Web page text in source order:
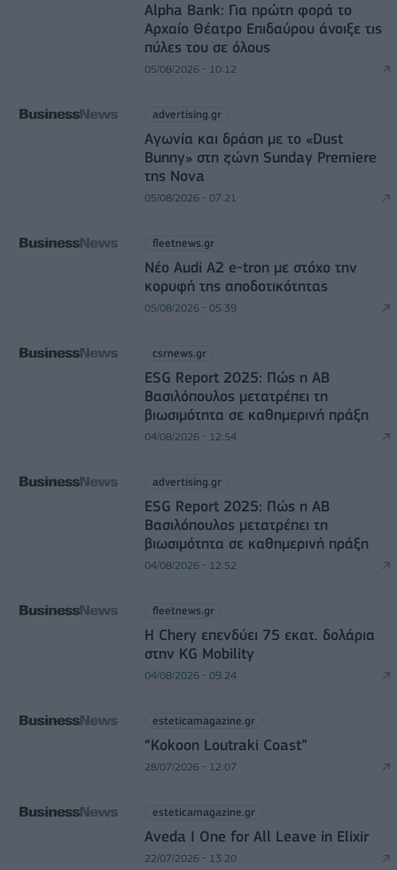
Alpha Bank: Για πρώτη φορά το
Αρχαίο Θέατρο Επιδαύρου άνοιξε τις
πύλες του σε όλους
05/08/2026 - 10:12
advertising.gr
Αγωνία και δράση με το «Dust
Bunny» στη ζώνη Sunday Premiere
της Nova
05/08/2026 - 07:21
fleetnews.gr
Νέο Audi A2 e-tron με στόχο την
κορυφή της αποδοτικότητας
05/08/2026 - 05:39
csrnews.gr
ESG Report 2025: Πώς η ΑΒ
Βασιλόπουλος μετατρέπει τη
βιωσιμότητα σε καθημερινή πράξη
04/08/2026 - 12:54
advertising.gr
ESG Report 2025: Πώς η ΑΒ
Βασιλόπουλος μετατρέπει τη
βιωσιμότητα σε καθημερινή πράξη
04/08/2026 - 12:52
fleetnews.gr
Η Chery επενδύει 75 εκατ. δολάρια
στην KG Mobility
04/08/2026 - 09:24
esteticamagazine.gr
“Kokoon Loutraki Coast”
28/07/2026 - 12:07
esteticamagazine.gr
Aveda I One for All Leave in Elixir
22/07/2026 - 13:20